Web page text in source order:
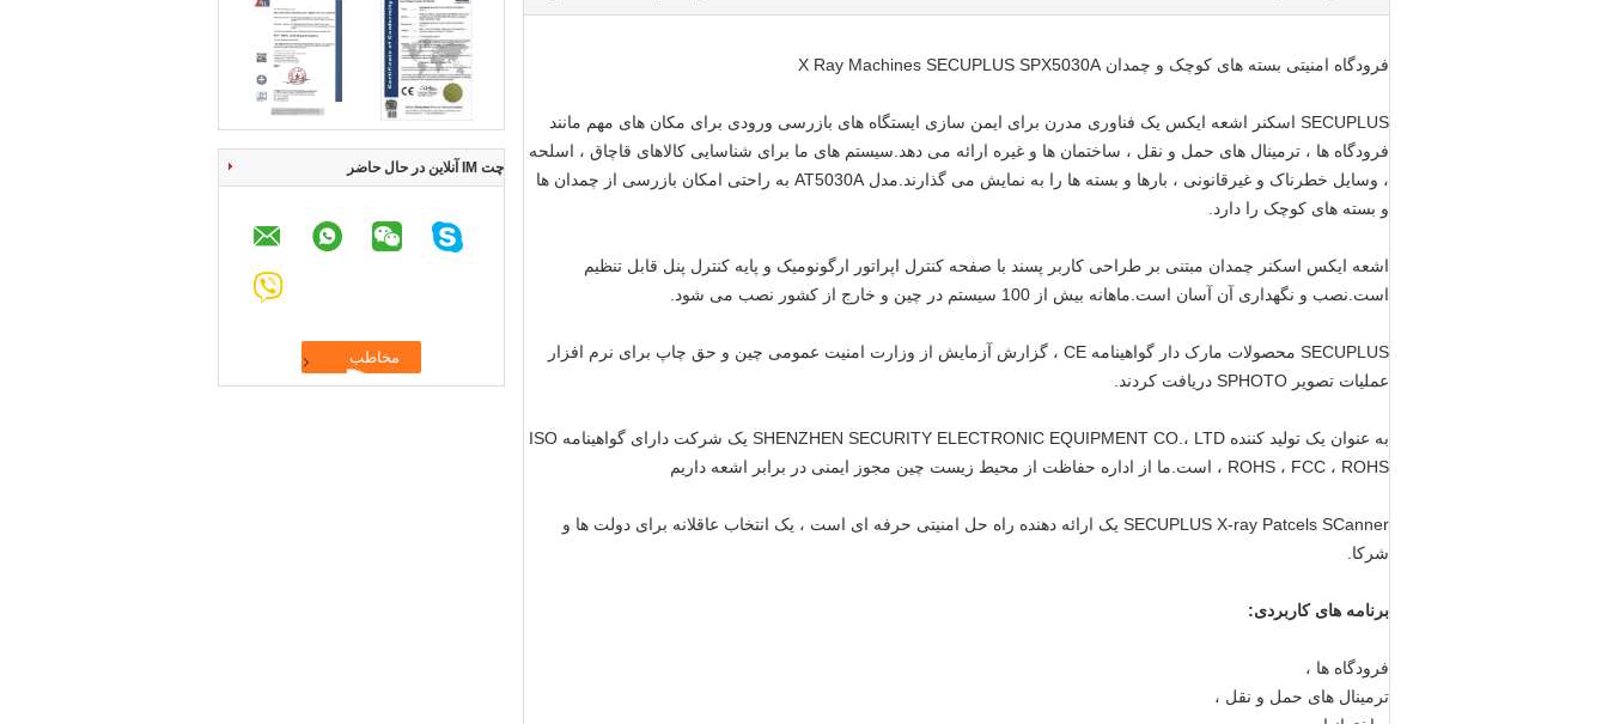
چت IM آنلاین در حال حاضر
فرودگاه امنیتی بسته های کوچک و چمدان X Ray Machines SECUPLUS SPX5030A
SECUPLUS اسکنر اشعه ایکس یک فناوری مدرن برای ایمن سازی ایستگاه های بازرسی ورودی برای مکان های مهم مانند
فرودگاه ها ، ترمینال های حمل و نقل ، ساختمان ها و غیره ارائه می دهد.سیستم های ما برای شناسایی کالاهای قاچاق ، اسلحه
، وسایل خطرناک و غیرقانونی ، بارها و بسته ها را به نمایش می گذارند.مدل AT5030A به راحتی امکان بازرسی از چمدان ها
و بسته های کوچک را دارد.
اشعه ایکس اسکنر چمدان مبتنی بر طراحی کاربر پسند با صفحه کنترل اپراتور ارگونومیک و پایه کنترل پنل قابل تنظیم
است.نصب و نگهداری آن آسان است.ماهانه بیش از 100 سیستم در چین و خارج از کشور نصب می شود.
SECUPLUS
محصولات مارک دار گواهینامه CE ، گزارش آزمایش از وزارت امنیت عمومی چین و حق چاپ برای نرم افزار
عملیات تصویر SPHOTO دریافت کردند.
به عنوان یک تولید کننده SHENZHEN SECURITY ELECTRONIC EQUIPMENT CO.، LTD یک شرکت دارای گواهینامه ISO
، ROHS ، FCC ، ROHS است.ما از اداره حفاظت از محیط زیست چین مجوز ایمنی در برابر اشعه داریم
SECUPLUS X-ray Patcels SCanner یک ارائه دهنده راه حل امنیتی حرفه ای است ، یک انتخاب عاقلانه برای دولت ها و
شرکا.
برنامه های کاربردی:
فرودگاه ها ،
ترمینال های حمل و نقل ،